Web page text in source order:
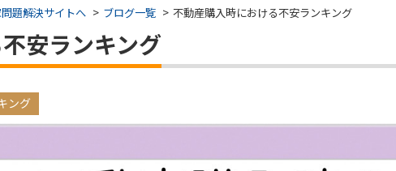
題解決サイトへ ブログ一覧 不動産購入時における不安ランキング
安ランキング
ング